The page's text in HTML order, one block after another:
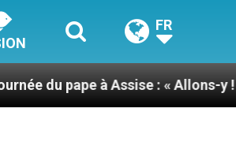
FR
à Assise : « Allons-y ! Let’s go ! »